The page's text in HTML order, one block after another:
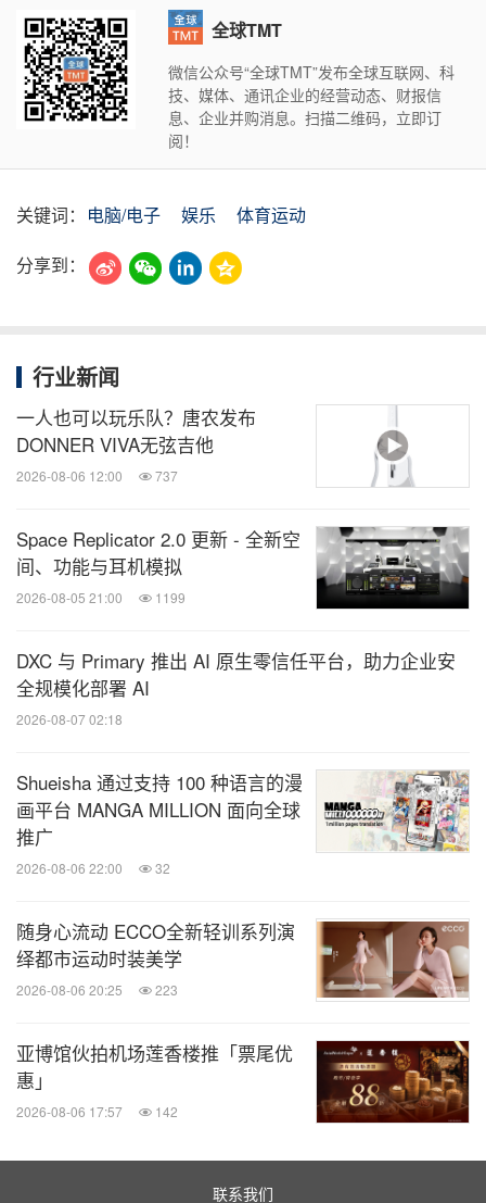
全球TMT
微信公众号“全球TMT”发布全球互联网、科
技、媒体、通讯企业的经营动态、财报信
息、企业并购消息。扫描二维码，立即订
阅！
关键词： 电脑/电子 娱乐
体育运动
分享到：
行业新闻
一人也可以玩乐队？唐农发布
DONNER VIVA无弦吉他
2026-08-06 12:00 737
Space Replicator 2.0 更新 - 全新空
间、功能与耳机模拟
2026-08-05 21:00 1199
DXC 与 Primary 推出 AI 原生零信任平台，助力企业安
全规模化部署 AI
2026-08-07 02:18
Shueisha 通过支持 100 种语言的漫
画平台 MANGA MILLION 面向全球
推广
2026-08-06 22:00 32
随身心流动 ECCO全新轻训系列演
绎都市运动时装美学
2026-08-06 20:25 223
亚博馆伙拍机场莲香楼推「票尾优
惠」
2026-08-06 17:57 142
联系我们